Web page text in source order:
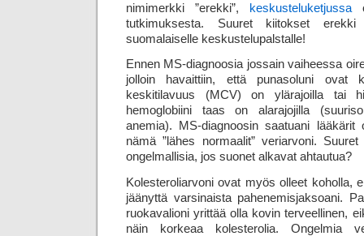
nimimerkki ”erekki”,
keskusteluketjussa
tutkimuksesta. Suuret kiitokset
suomalaiselle keskustelupalstalle!
Ennen MS-diagnoosia jossain vaiheessa
jolloin havaittiin, että punasoluni ovat
keskitilavuus (MCV) on ylärajoilla tai
hemoglobiini taas on alarajojilla
anemia). MS-diagnoosin saatuani lääkärit
nämä ”lähes normaalit” veriarvoni.
ongelmallisia, jos suonet alkavat ahtautua?
Kolesteroliarvoni ovat myös olleet koholla,
jäänyttä varsinaista pahenemisjaksoani.
ruokavalioni yrittää olla kovin terveellinen,
näin korkeaa kolesterolia. Ongelmia